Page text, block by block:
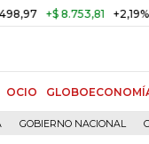
8.753,81 +2,19%
OCIO
GOBIERNO NACIONAL